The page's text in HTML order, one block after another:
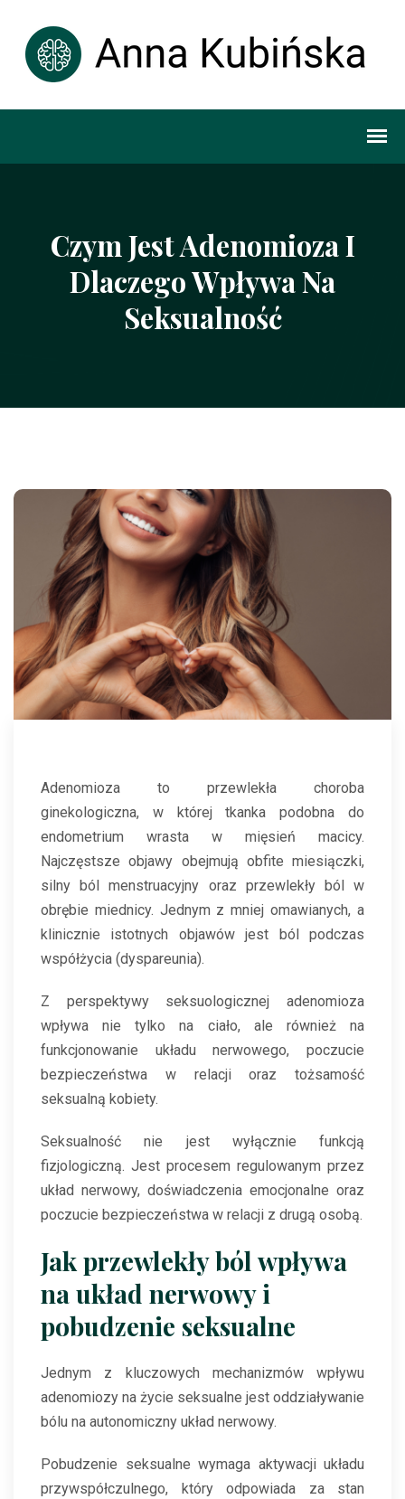
Czym Jest Adenomioza I
Dlaczego Wpływa Na
Seksualność
Adenomioza to przewlekła choroba
ginekologiczna, w której tkanka podobna do
endometrium wrasta w mięsień macicy.
Najczęstsze objawy obejmują obfite miesiączki,
silny ból menstruacyjny oraz przewlekły ból w
obrębie miednicy. Jednym z mniej omawianych, a
klinicznie istotnych objawów jest ból podczas
współżycia (dyspareunia).
Z perspektywy seksuologicznej adenomioza
wpływa nie tylko na ciało, ale również na
funkcjonowanie układu nerwowego, poczucie
bezpieczeństwa w relacji oraz tożsamość
seksualną kobiety.
Seksualność nie jest wyłącznie funkcją
fizjologiczną. Jest procesem regulowanym przez
układ nerwowy, doświadczenia emocjonalne oraz
poczucie bezpieczeństwa w relacji z drugą osobą.
Jak przewlekły ból wpływa
na układ nerwowy i
pobudzenie seksualne
Jednym z kluczowych mechanizmów wpływu
adenomiozy na życie seksualne jest oddziaływanie
bólu na autonomiczny układ nerwowy.
Pobudzenie seksualne wymaga aktywacji układu
przywspółczulnego, który odpowiada za stan